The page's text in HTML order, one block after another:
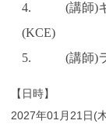
4. (講師)キッ
(KCE)
5. (講師)ラ
【日時】
2027年01月21日(